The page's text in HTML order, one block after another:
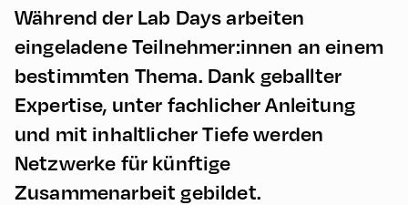
Während der Lab Days arbeiten
eingeladene Teilnehmer:innen an einem
bestimmten Thema. Dank geballter
Expertise, unter fachlicher Anleitung
und mit inhaltlicher Tiefe werden
Netzwerke für künftige
Zusammenarbeit gebildet.